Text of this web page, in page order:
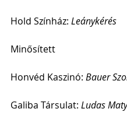
Hold Színház: Leánykérés
Minősített
Honvéd Kaszinó: Bauer
Galiba Társulat: Ludas